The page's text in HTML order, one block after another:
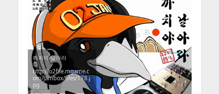
까치야 날아라
©
http://o2file.mgame.c
om/jambox/files/178.j
pg